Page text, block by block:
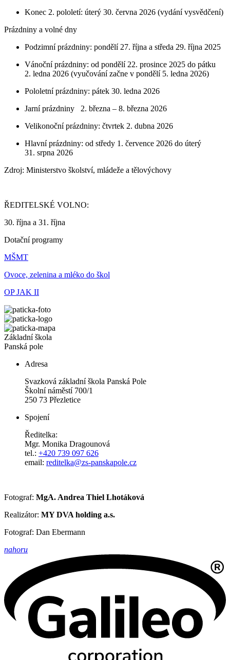
Konec 2. pololetí: úterý 30. června 2026 (vydání vysvědčení)
Prázdniny a volné dny
Podzimní prázdniny: pondělí 27. října a středa 29. října 2025
Vánoční prázdniny: od pondělí 22. prosince 2025 do pátku
2. ledna 2026 (vyučování začne v pondělí 5. ledna 2026)
Pololetní prázdniny: pátek 30. ledna 2026
Jarní prázdniny 2. března – 8. března 2026
Velikonoční prázdniny: čtvrtek 2. dubna 2026
Hlavní prázdniny: od středy 1. července 2026 do úterý
31. srpna 2026
Zdroj: Ministerstvo školství, mládeže a tělovýchovy
ŘEDITELSKÉ VOLNO:
30. října a 31. října
Dotační programy
MŠMT
Ovoce, zelenina a mléko do škol
OP JAK II
Základní škola
Panská pole
Adresa
Svazková základní škola Panská Pole
Školní náměstí 700/1
250 73 Přezletice
Spojení
Ředitelka:
Mgr. Monika Dragounová
tel.: +420 739 097 626
email: reditelka@zs-panskapole.cz
Fotograf: MgA. Andrea Thiel Lhotáková
Realizátor: MY DVA holding a.s.
Fotograf: Dan Ebermann
nahoru